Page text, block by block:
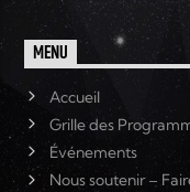
MENU
Accueil
Grille des
Événements
Nous soutenir –